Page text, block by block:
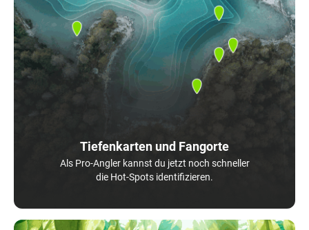
Tiefenkarten und Fangorte
Als Pro-Angler kannst du jetzt noch schneller
die Hot-Spots identifizieren.